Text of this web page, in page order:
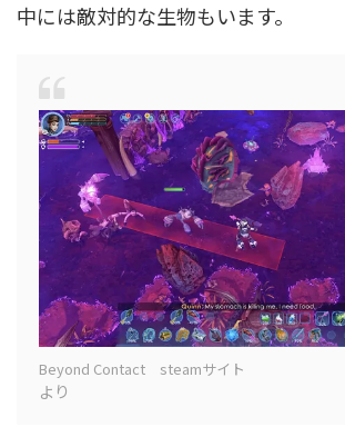
中には敵対的な生物もいます。
Beyond Contact steamサイト
より